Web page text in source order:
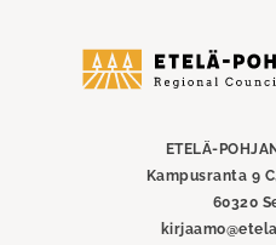
Etelä-
ETELÄ-
Kampusranta 9
60320